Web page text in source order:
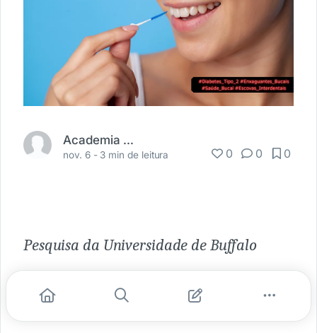
Academia Médica
nov. 6 - 3 min de leitura 0 0 0
Pesquisa da Universidade de Buffalo